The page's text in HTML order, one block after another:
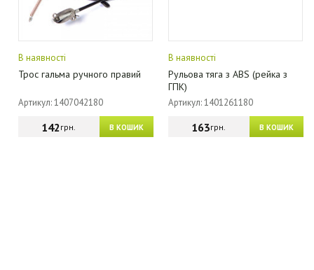
В наявності
Трос гальма ручного правий
Артикул: 1407042180
В КОШИК
142грн.
В наявності
Рульова тяга з ABS (рейка з
ГПК)
Артикул: 1401261180
В КОШИК
163грн.